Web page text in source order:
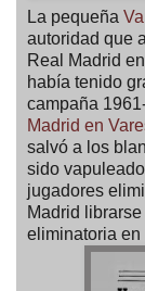
La pequeña
autoridad que
Real Madrid
había tenido
campaña
Madrid en
salvó a los
sido
jugadores
Madrid
eliminatoria